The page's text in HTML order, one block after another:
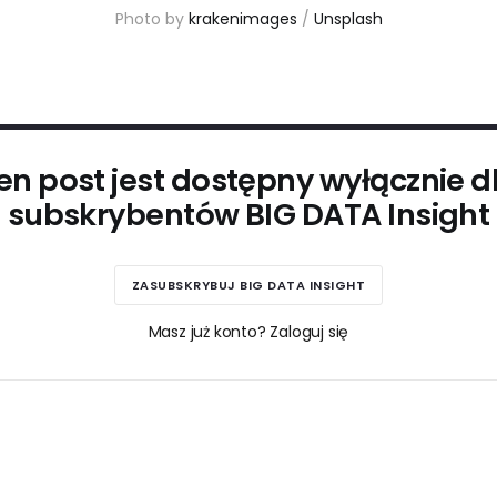
Photo by krakenimages / Unsplash
post jest dostępny wyłącznie
subskrybentów BIG DATA Insight
ZASUBSKRYBUJ BIG DATA INSIGHT
Masz już konto? Zaloguj się